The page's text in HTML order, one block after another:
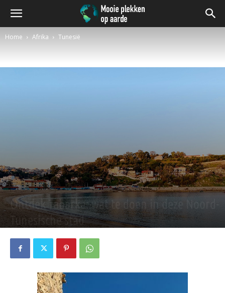
Home Afrika Tunesië
Afrika Tunesië
Ontdek Tabarka: wat te doen in deze Noord-
Tunesische stad